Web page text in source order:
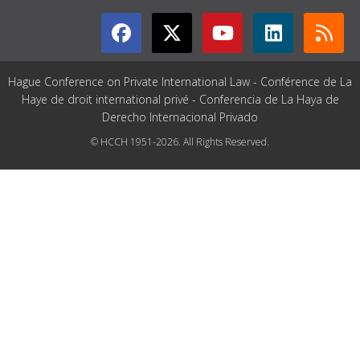
Hague Conference on Private International Law - Conférence de La
Haye de droit international privé - Conferencia de La Haya de
Derecho Internacional Privado
© HCCH 1951-2026. All Rights Reserved.